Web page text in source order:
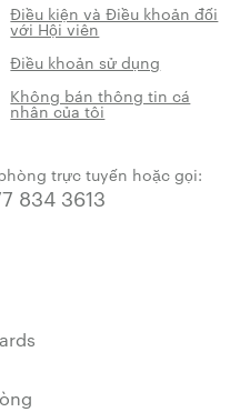
Điều kiện và Điều khoản đối
với Hội viên
Điều khoản sử dụng
Không bán thông tin cá
nhân của tôi
trực tuyến hoặc gọi:
834 3613